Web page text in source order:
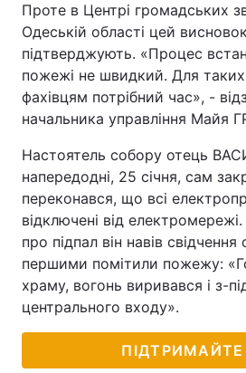
Проте в Центрі громадських
Одеській області цей
підтверджують. «Процес
пожежі не швидкий. Для таких
фахівцям потрібний час», -
начальника управління Майя
Настоятель собору отець
напередодні, 25 січня, сам
переконався, що всі
відключені від
про підпал він навів свідчення
першими помітили пожежу:
храму, вогонь виривався і з-
центрального входу».